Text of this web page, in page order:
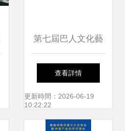
第七屆巴人文化藝
術節 賡續文脈，賦
能未來，共繪文旅
融合新畫卷
查看詳情
更新時間：2026-06-19
10:22:22